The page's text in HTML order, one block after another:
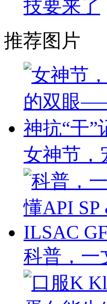
技要来了
推荐图片
女神节
科普，一